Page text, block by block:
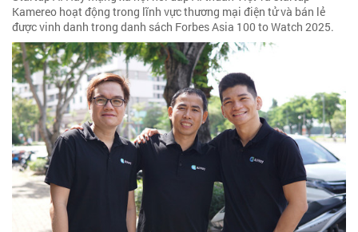
Kamereo hoạt động trong lĩnh vực thương mại điện tử và bán lẻ
được vinh danh trong danh sách Forbes Asia 100 to Watch 2025.